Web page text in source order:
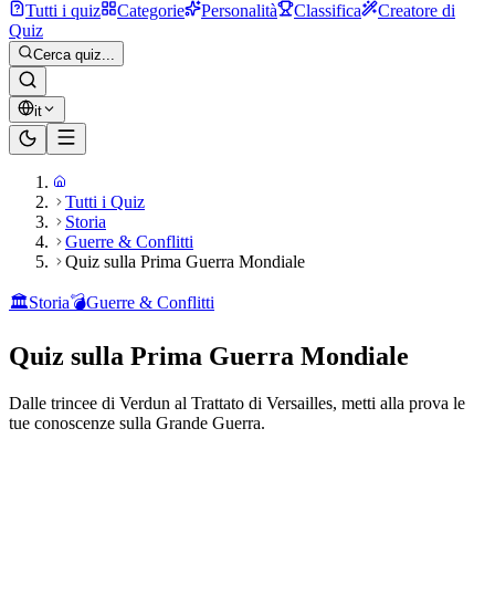
Tutti i quiz Categorie Personalità Classifica
Creatore di
Quiz
Cerca quiz...
it
Tutti i Quiz
Storia
Guerre & Conflitti
Quiz sulla Prima Guerra Mondiale
🏛️Storia💣Guerre & Conflitti
Quiz sulla Prima Guerra Mondiale
Dalle trincee di Verdun al Trattato di Versailles, metti alla prova le
tue conoscenze sulla Grande Guerra.